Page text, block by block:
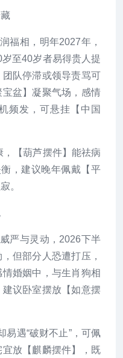
福相，明年2027年，
至40岁者易得贵人提
队停滞或领导责骂可
盆】凝聚气场，感情
频发，可悬挂【中国
【葫芦摆件】能祛病
，建议晚年佩戴【平
。
严与灵动，2026下半
但部分人恐遭打压，
婚姻中，与生肖狗相
议卧室摆放【如意摆
易遇“破财不止”，可佩
放【麒麟摆件】，既